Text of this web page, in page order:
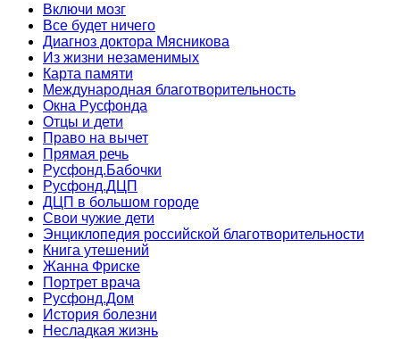
Включи мозг
Все будет ничего
Диагноз доктора Мясникова
Из жизни незаменимых
Карта памяти
Международная благотворительность
Окна Русфонда
Отцы и дети
Право на вычет
Прямая речь
Русфонд.Бабочки
Русфонд.ДЦП
ДЦП в большом городе
Свои чужие дети
Энциклопедия российской благотворительности
Книга утешений
Жанна Фриске
Портрет врача
Русфонд.Дом
История болезни
Несладкая жизнь